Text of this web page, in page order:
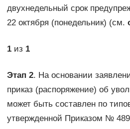
двухнедельный срок
22 октября (понедельник) (см.
1из 1
Этап 2. На основании
приказ (распоряжение) об
может быть составлен по
утвержденной Приказом №